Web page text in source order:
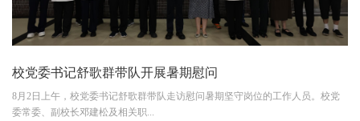
校党委书记舒歌群带队开展暑期慰问
8月2日上午，校党委书记舒歌群带队走访慰问暑期坚守岗位的工作人员。校党
委常委、副校长邓建松及相关职...